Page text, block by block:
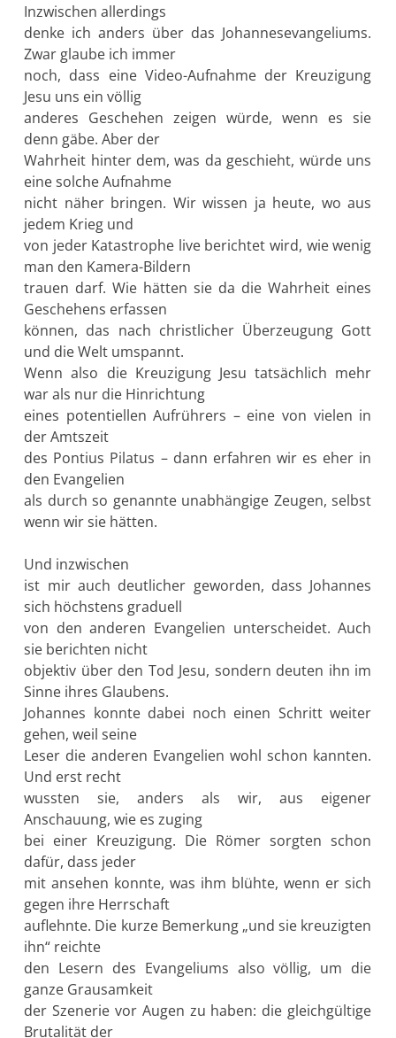
Inzwischen allerdings
denke ich anders über das Johannesevangeliums.
Zwar glaube ich immer
noch, dass eine Video-Aufnahme der Kreuzigung
Jesu uns ein völlig
anderes Geschehen zeigen würde, wenn es sie
denn gäbe. Aber der
Wahrheit hinter dem, was da geschieht, würde uns
eine solche Aufnahme
nicht näher bringen. Wir wissen ja heute, wo aus
jedem Krieg und
von jeder Katastrophe live berichtet wird, wie wenig
man den Kamera-Bildern
trauen darf. Wie hätten sie da die Wahrheit eines
Geschehens erfassen
können, das nach christlicher Überzeugung Gott
und die Welt umspannt.
Wenn also die Kreuzigung Jesu tatsächlich mehr
war als nur die Hinrichtung
eines potentiellen Aufrührers – eine von vielen in
der Amtszeit
des Pontius Pilatus – dann erfahren wir es eher in
den Evangelien
als durch so genannte unabhängige Zeugen, selbst
wenn wir sie hätten.
Und inzwischen
ist mir auch deutlicher geworden, dass Johannes
sich höchstens graduell
von den anderen Evangelien unterscheidet. Auch
sie berichten nicht
objektiv über den Tod Jesu, sondern deuten ihn im
Sinne ihres Glaubens.
Johannes konnte dabei noch einen Schritt weiter
gehen, weil seine
Leser die anderen Evangelien wohl schon kannten.
Und erst recht
wussten sie, anders als wir, aus eigener
Anschauung, wie es zuging
bei einer Kreuzigung. Die Römer sorgten schon
dafür, dass jeder
mit ansehen konnte, was ihm blühte, wenn er sich
gegen ihre Herrschaft
auflehnte. Die kurze Bemerkung „und sie kreuzigten
ihn“ reichte
den Lesern des Evangeliums also völlig, um die
ganze Grausamkeit
der Szenerie vor Augen zu haben: die gleichgültige
Brutalität der